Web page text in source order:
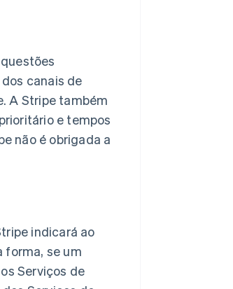
canais de
A Stripe também
e tempos
não é obrigada a
indicará ao
forma, se um
Serviços de